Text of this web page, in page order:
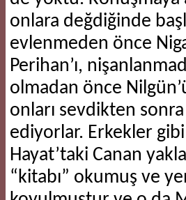
onlara değdiğinde
evlenmeden önce
Perihan’ı,
olmadan önce
onları sevdikten
ediyorlar. Erkekler
Hayat’taki Canan
“kitabı” okumuş ve